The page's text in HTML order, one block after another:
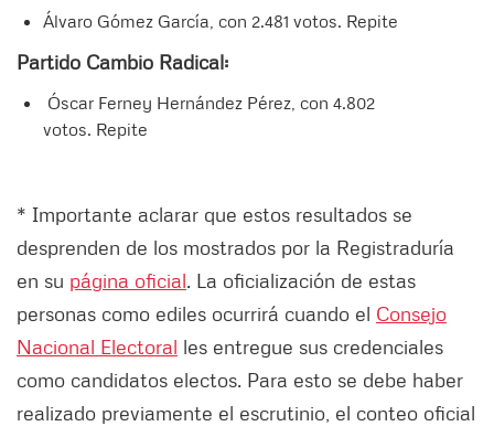
Álvaro Gómez García, con 2.481 votos. Repite
Partido Cambio Radical:
Óscar Ferney Hernández Pérez, con 4.802
votos. Repite
* Importante aclarar que estos resultados se
desprenden de los mostrados por la Registraduría
en su página oficial. La oficialización de estas
personas como ediles ocurrirá cuando el Consejo
Nacional Electoral les entregue sus credenciales
como candidatos electos. Para esto se debe haber
realizado previamente el escrutinio, el conteo oficial